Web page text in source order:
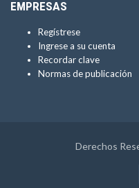
EMPRESAS
Regístrese
Ingrese a su cuenta
Recordar clave
Normas de publicación
Derechos